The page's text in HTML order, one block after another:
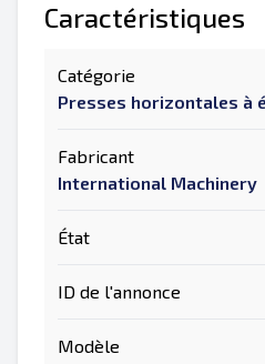
Caractéristiques
Catégorie
Presses horizontales à
Fabricant
International Machinery
État
ID de l'annonce
Modèle